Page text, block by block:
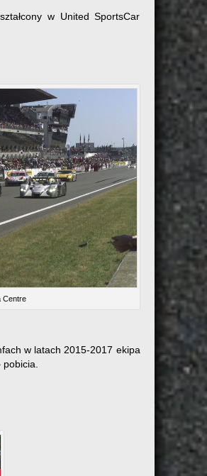
w United SportsCar
Centre
w latach 2015-2017 ekipa